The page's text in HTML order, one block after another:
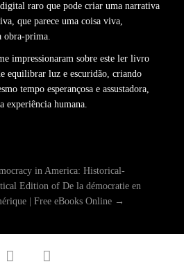
raro que pode criar uma narrativa
que parece uma coisa viva,
obra-prima.
impressionaram sobre este ler livro
equilibrar luz e escuridão, criando
tempo esperançosa e assustadora,
experiência humana.
in America: Historical-
Edition of De la démocratie en
| Free eBooks Online →
facebook